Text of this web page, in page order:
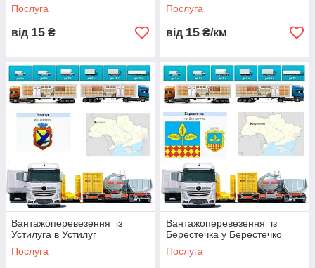
Послуга
від 15 ₴
Послуга
від 15 ₴/км
Вантажоперевезення із
Устилуга в Устилуг
Послуга
Вантажоперевезення із
Берестечка у Берестечко
Послуга